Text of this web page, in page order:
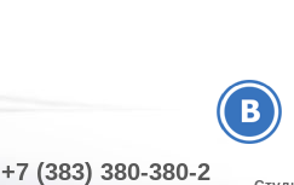
+7 (383) 380-380-2